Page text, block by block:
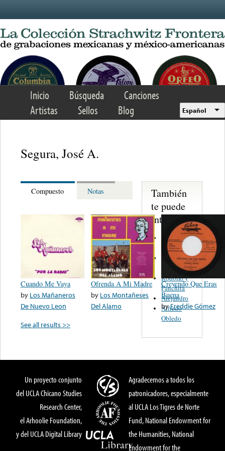
Inicio Búsqueda
Canciones
Artistas
Sellos Blog Español
Segura, José A.
Compuesto Notas
Cuando Me Vaya
by Los Mañaneros
De Nuevo Leon
Ofrenda A Mi Madre
by Los Montañeses
Del Alamo
Creyendo Que Eras
Buena
byFreddie Gómez
See all results >>
También
te puede
interesar...
S. Miguelito
Alejandro
Guadalajara
Rodolfo y
Panchita
Alejandro
Alfredo
Obledo
Un proyecto conjunto
del UCLA Chicano Studies
Research Center,
el Arhoolie Foundation,
y del UCLA Digital Library
Agradecemos a todos los
patronicadores, especialmente
al UCLA Los Tigres de Norte
Fund, National Endowment for
the Humanities, National
Endowment for the